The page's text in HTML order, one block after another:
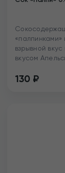
взрывной
вкусом
130 ₽